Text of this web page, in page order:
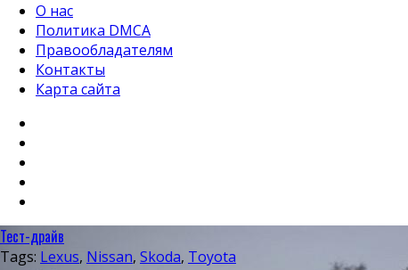
О нас
Политика DMCA
Правообладателям
Контакты
Карта сайта
Тест-драйв
Tags: Lexus, Nissan, Skoda, Toyota